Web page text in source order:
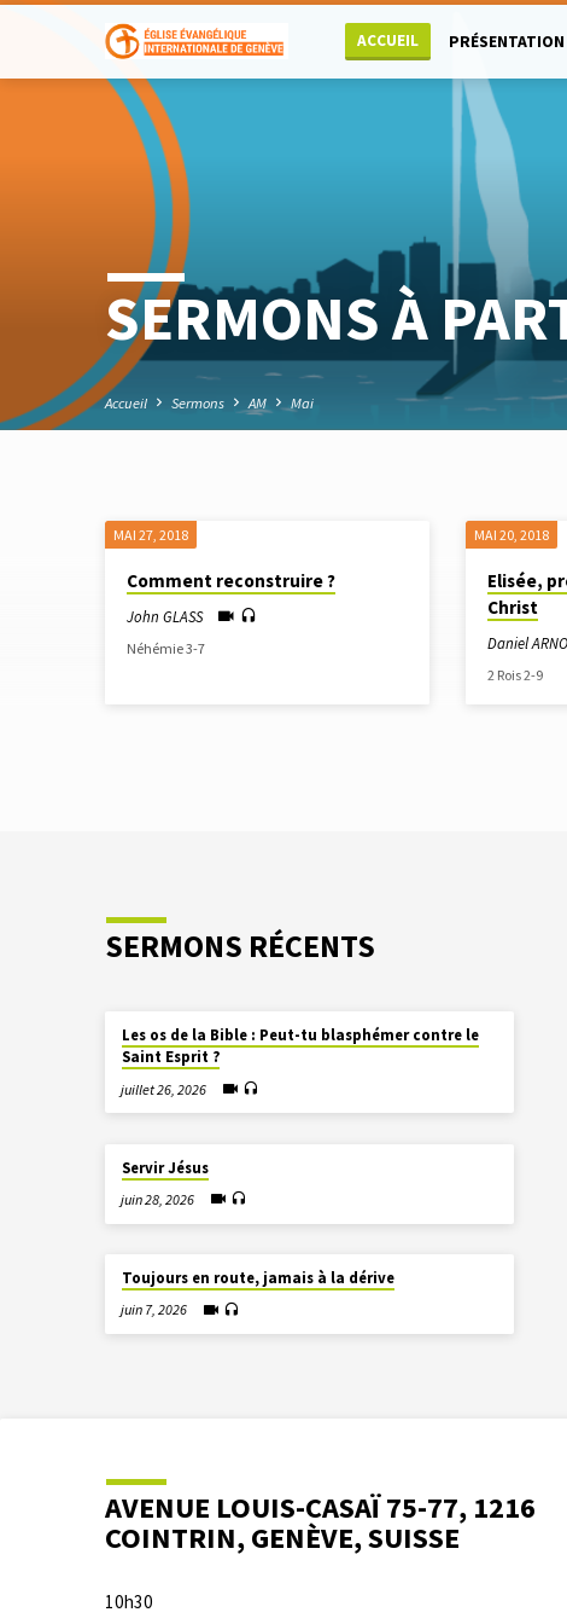
ACCUEIL PRÉSENTATION
SERMONS À
Accueil Sermons AM Mai
SERMONS
À
MAI 27, 2018
Comment reconstruire ?
John GLASS
Néhémie 3-7
MAI 20, 2018
Elisée,
Christ
Daniel
2 Rois 2-9
SERMONS RÉCENTS
Les os de la Bible : Peut-tu blasphémer contre le
Saint Esprit ?
juillet 26, 2026
Servir Jésus
juin 28, 2026
Toujours en route, jamais à la dérive
juin 7, 2026
AVENUE LOUIS-CASAÏ 75-77, 1216
COINTRIN, GENÈVE, SUISSE
10h30